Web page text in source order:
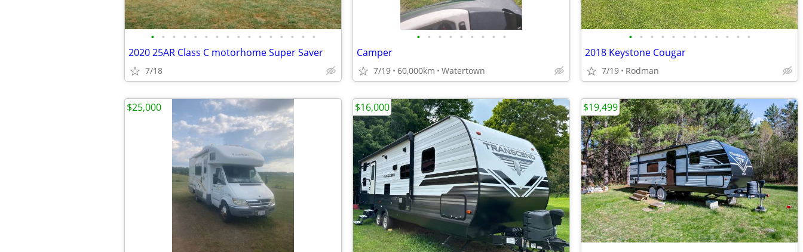
• • • • • • • • • • • • • • • •
2020 25AR Class C motorhome Super Saver
7/18
• • • • • • • • •
Camper
7/19 60,000km Watertown
• • • • • • • • • • • •
2018 Keystone Cougar
7/19 Rodman
$25,000 $16,000 $19,499